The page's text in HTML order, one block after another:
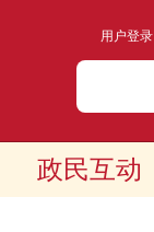
用户登录
政民互动